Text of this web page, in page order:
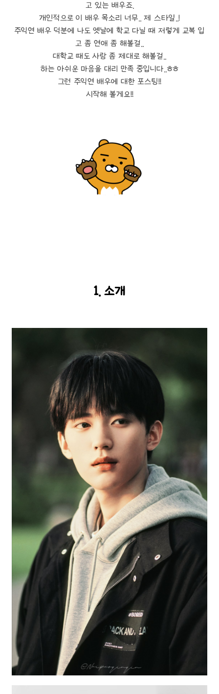
고 있는 배우죠.
개인적으로 이 배우 목소리 너무.. 제 스타일..!
주익연 배우 덕분에 나도 옛날에 학교 다닐 때 저렇게 교복 입
고 좀 연애 좀 해볼걸..
대학교 때도 사랑 좀 제대로 해볼걸..
하는 아쉬운 마음을 대리 만족 중입니다..ㅎㅎ
그런 주익연 배우에 대한 포스팅!!
시작해 볼게요!!
1. 소개